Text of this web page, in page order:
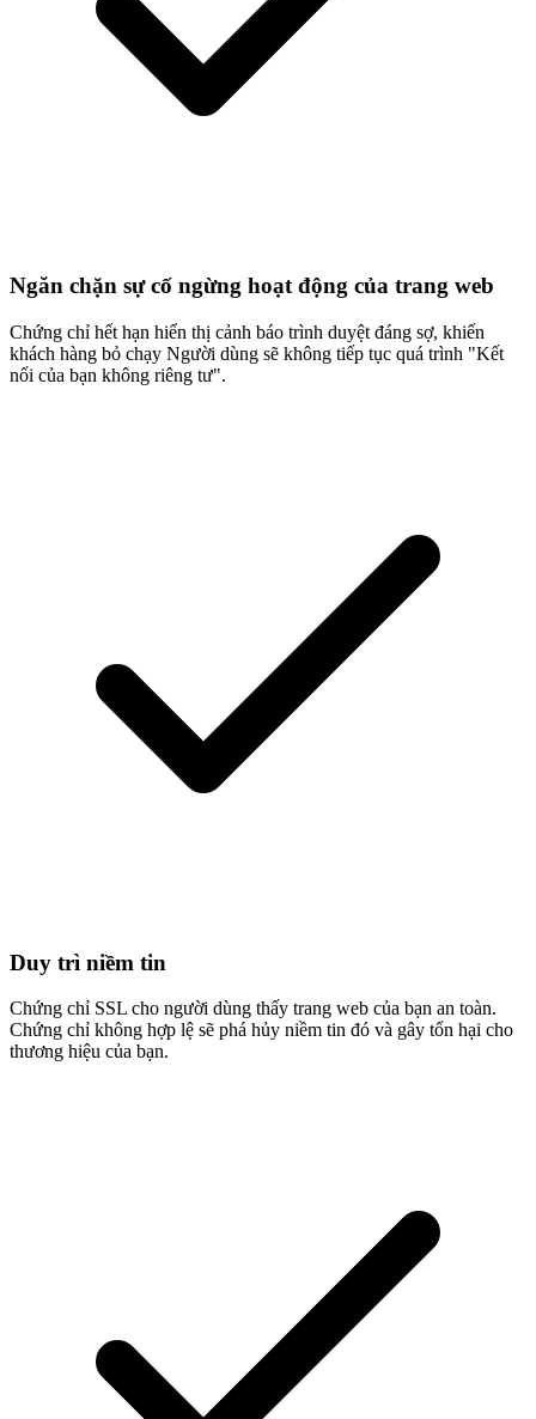
Ngăn chặn sự cố ngừng hoạt động của trang web
Chứng chỉ hết hạn hiển thị cảnh báo trình duyệt đáng sợ, khiến
khách hàng bỏ chạy Người dùng sẽ không tiếp tục quá trình "Kết
nối của bạn không riêng tư".
Duy trì niềm tin
Chứng chỉ SSL cho người dùng thấy trang web của bạn an toàn.
Chứng chỉ không hợp lệ sẽ phá hủy niềm tin đó và gây tổn hại cho
thương hiệu của bạn.